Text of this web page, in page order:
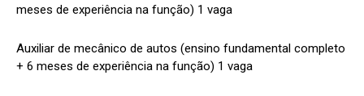
meses de experiência na função) 1 vaga
Auxiliar de mecânico de autos (ensino fundamental completo
+ 6 meses de experiência na função) 1 vaga